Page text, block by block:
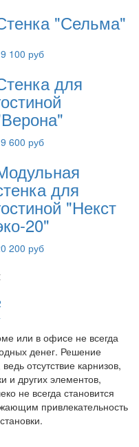
"Сельма"
100 руб
для
600 руб
для
"Некст
20"
200 руб
или в офисе не всегда
денег. Решение
отсутствие карнизов,
и других элементов,
не всегда становится
привлекательность